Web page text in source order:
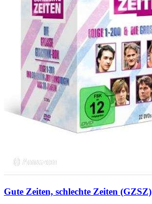
Gute Zeiten, schlechte Zeiten (GZSZ)